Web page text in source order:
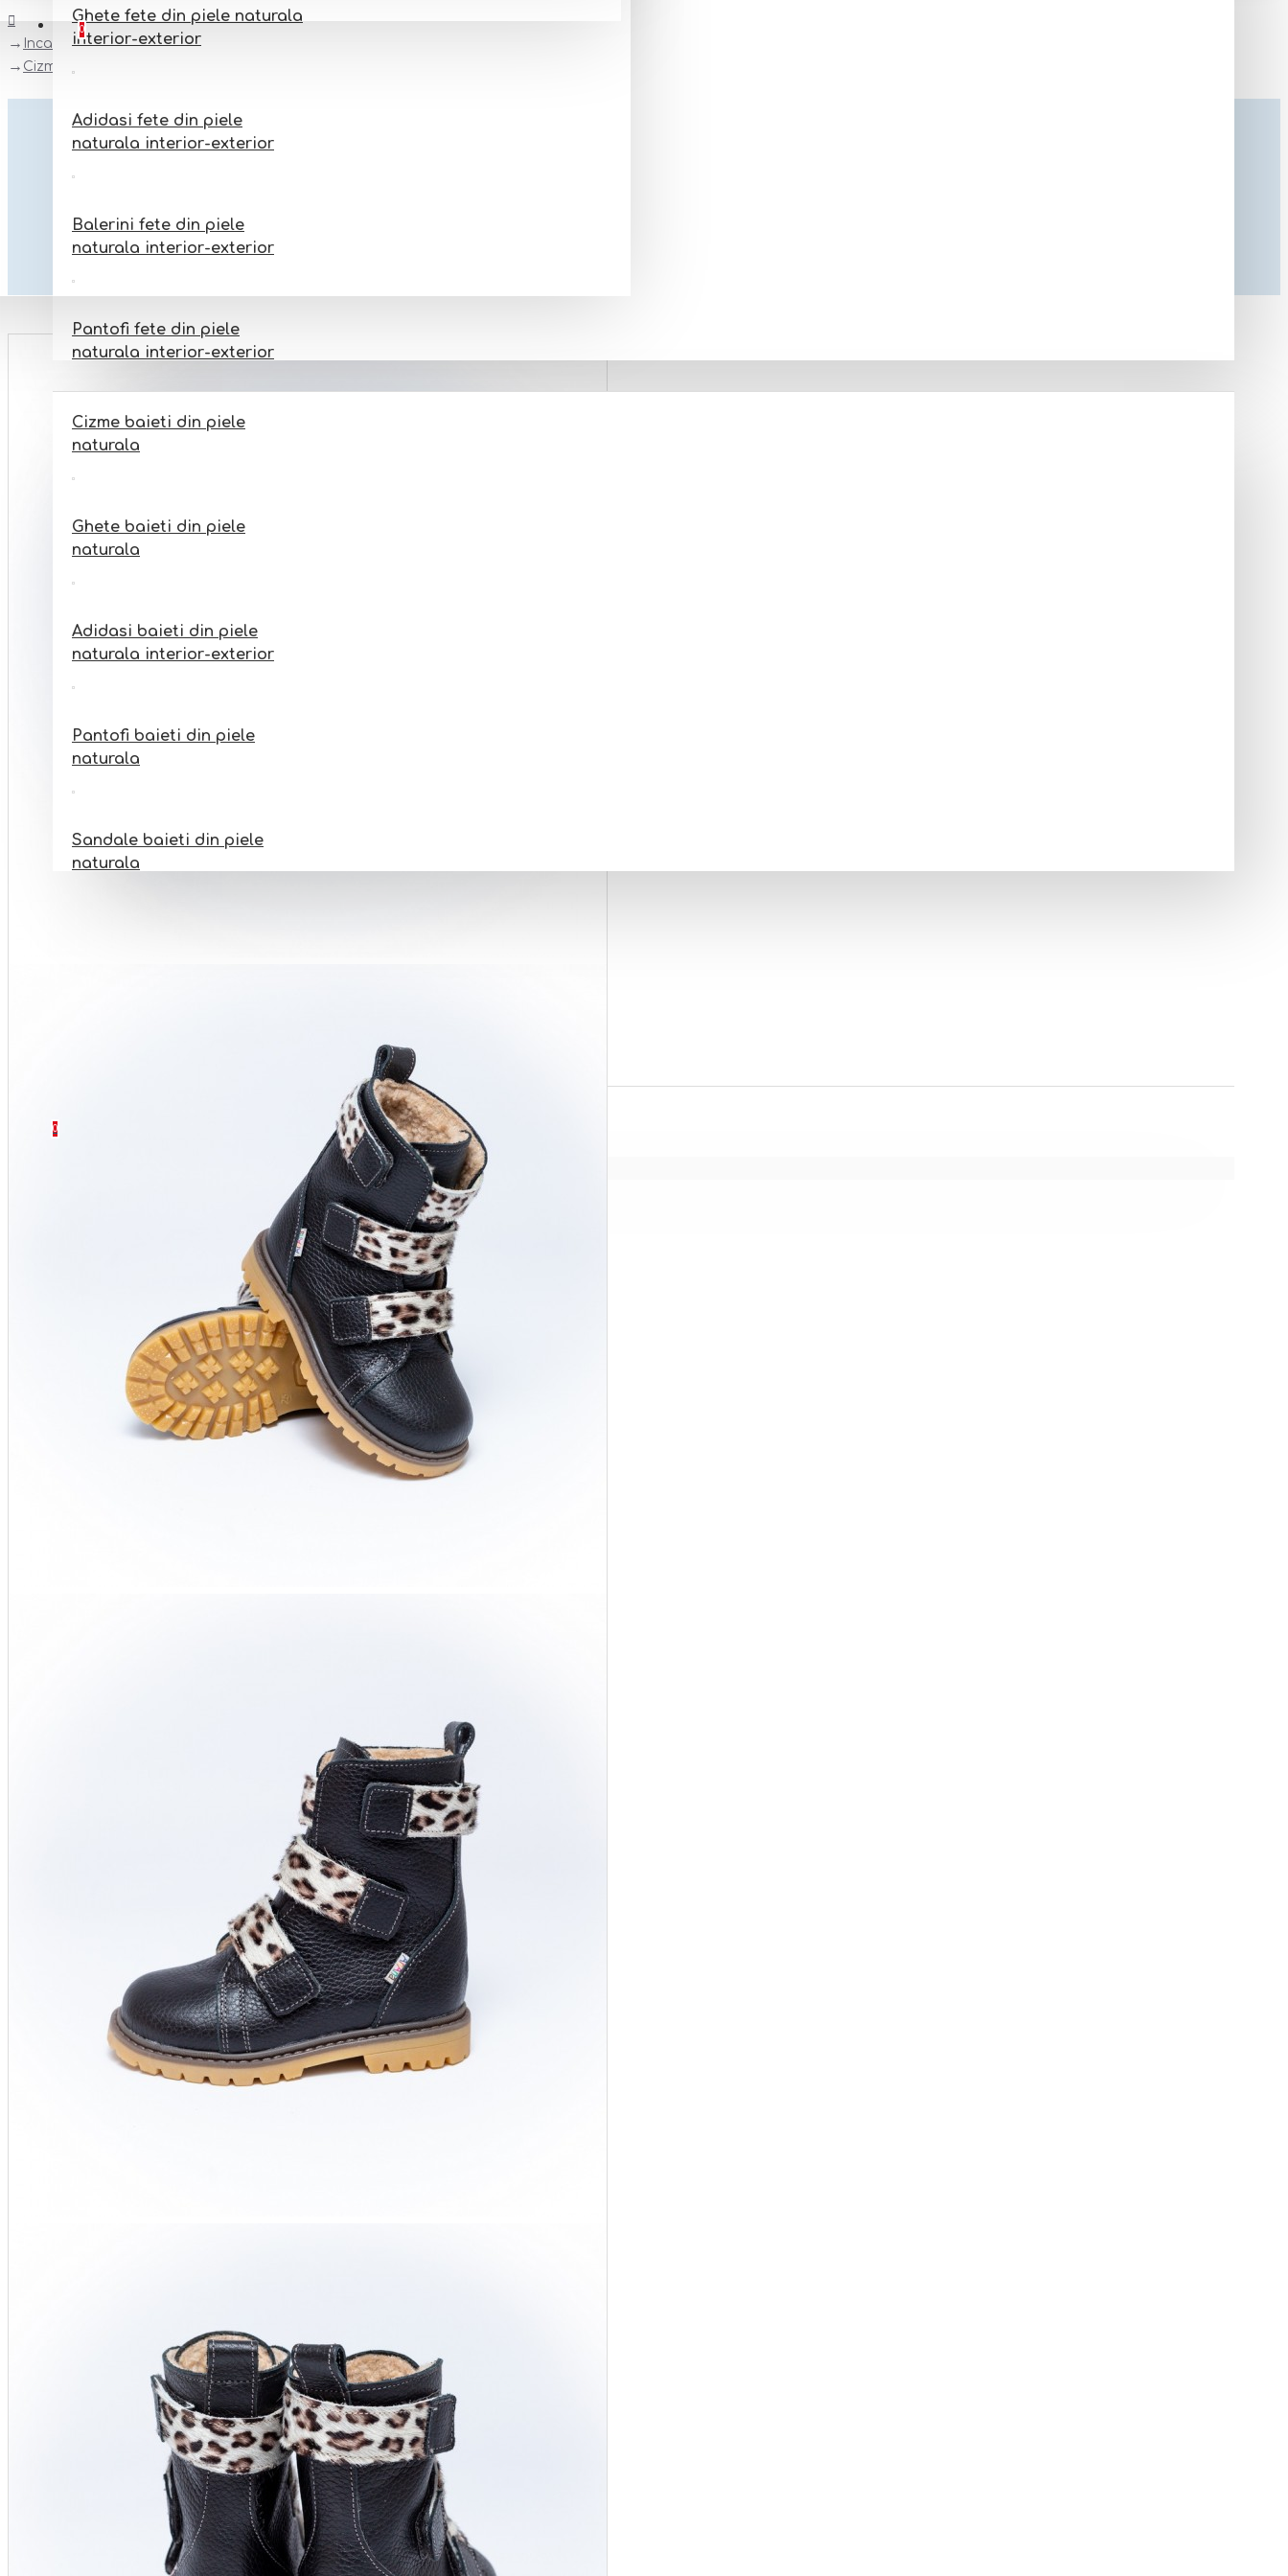
FavoriteAdauga la favorite
0
Ghete fete din piele naturala
interior-exterior
Adidasi fete din piele
naturala interior-exterior
Balerini fete din piele
naturala interior-exterior
Pantofi fete din piele
naturala interior-exterior
Sandale fete din piele
naturala interior-exterior
Cizme baieti din piele
naturala
Ghete baieti din piele
naturala
Adidasi baieti din piele
naturala interior-exterior
Pantofi baieti din piele
naturala
Sandale baieti din piele
naturala
0
Incaltaminte copii numerele 32-40
Cizmulite pentru fete din piele naturala,imblanite model HILMA